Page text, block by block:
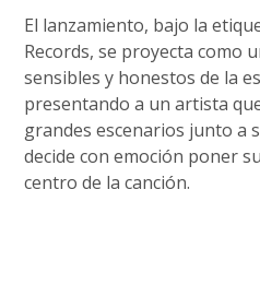
El lanzamiento, bajo la
Records, se proyecta como
sensibles y honestos de la
presentando a un artista
grandes escenarios junto a
decide con emoción poner
centro de la canción.